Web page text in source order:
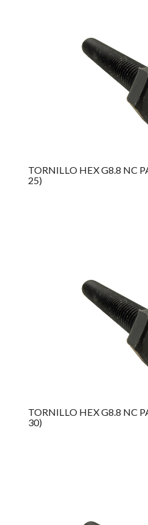
TORNILLO HEX G8.8 NC
25)
TORNILLO HEX G8.8 NC
30)